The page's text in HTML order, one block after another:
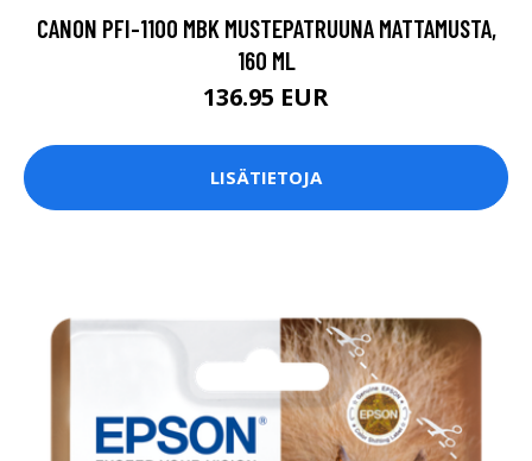
CANON PFI-1100 MBK MUSTEPATRUUNA MATTAMUSTA,
160 ML
136.95 EUR
LISÄTIETOJA